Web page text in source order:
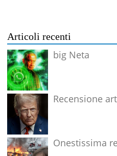
Articoli recenti
big Neta
Recensione
Onestissima